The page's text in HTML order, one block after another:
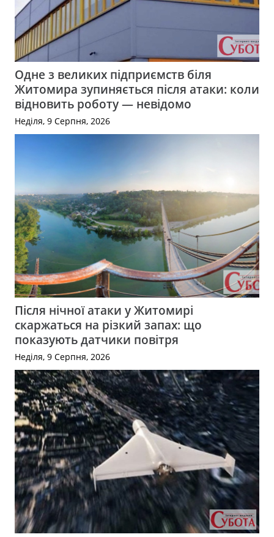
Одне з великих підприємств біля
Житомира зупиняється після атаки: коли
відновить роботу — невідомо
Неділя, 9 Серпня, 2026
Після нічної атаки у Житомирі
скаржаться на різкий запах: що
показують датчики повітря
Неділя, 9 Серпня, 2026